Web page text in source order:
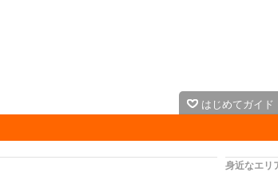
はじめてガイド
身近なエリ